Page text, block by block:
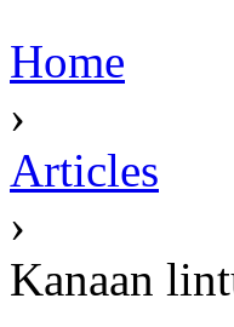
Home
›
Articles
›
Kanaan